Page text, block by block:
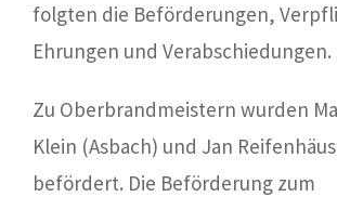
folgten die Beförderungen,
Ehrungen und Verabschiedungen.
Zu Oberbrandmeistern wurden
Klein (Asbach) und Jan
befördert. Die Beförderung zum